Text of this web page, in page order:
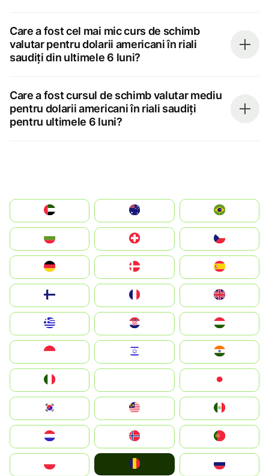
Care a fost cel mai mic curs de schimb
valutar pentru dolarii americani în riali
saudiți din ultimele 6 luni?
Care a fost cursul de schimb valutar mediu
pentru dolarii americani în riali saudiți
pentru ultimele 6 luni?
الإمارات العربية المتحدة
Switzerland
Deutschland
United Kingdom
Magyarország
South Korea